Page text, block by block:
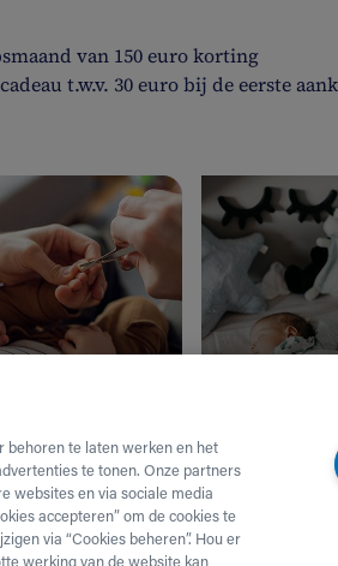
van 150 euro korting
t.w.v. 30 euro bij de eerste
behoren te laten werken en het
te tonen. Onze partners
websites en via sociale media
accepteren” om de cookies te
via “Cookies beheren”. Hou er